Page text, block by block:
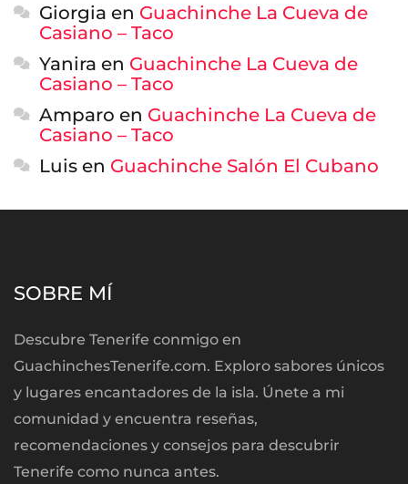
Giorgia en Guachinche La Cueva de
Casiano – Taco
Yanira en Guachinche La Cueva de
Casiano – Taco
Amparo en Guachinche La Cueva de
Casiano – Taco
Luis en Guachinche Salón El Cubano
SOBRE MÍ
Descubre Tenerife conmigo en
GuachinchesTenerife.com. Exploro sabores únicos
y lugares encantadores de la isla. Únete a mi
comunidad y encuentra reseñas,
recomendaciones y consejos para descubrir
Tenerife como nunca antes.